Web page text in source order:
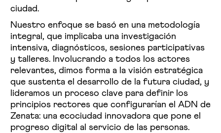
ciudad.
Nuestro enfoque se basó en una metodología
integral, que implicaba una investigación
intensiva, diagnósticos, sesiones participativas
y talleres. Involucrando a todos los actores
relevantes, dimos forma a la visión estratégica
que sustenta el desarrollo de la futura ciudad, y
lideramos un proceso clave para definir los
principios rectores que configurarían el ADN de
Zenata: una ecociudad innovadora que pone el
progreso digital al servicio de las personas.